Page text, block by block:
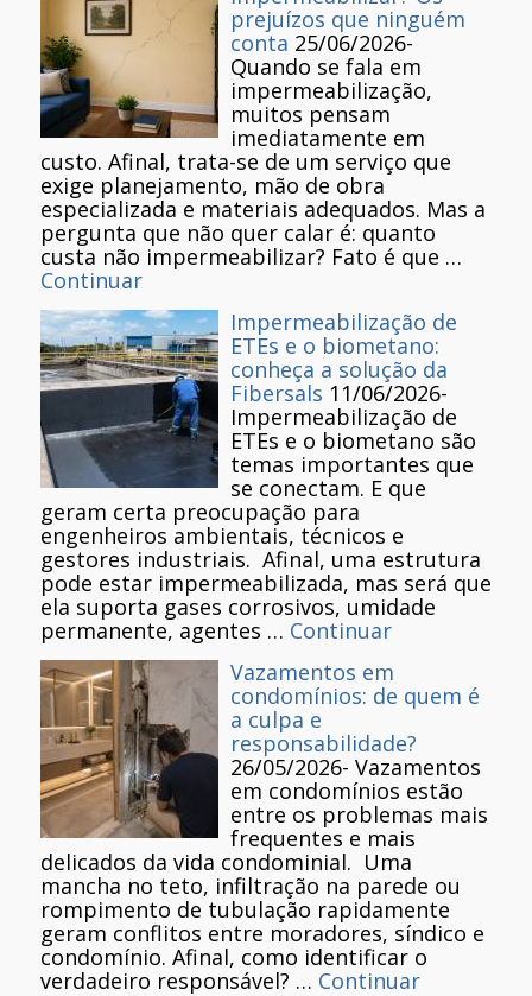
prejuízos que ninguém
conta 25/06/2026-
Quando se fala em
impermeabilização,
muitos pensam
imediatamente em
custo. Afinal, trata-se de um serviço que
exige planejamento, mão de obra
especializada e materiais adequados. Mas a
pergunta que não quer calar é: quanto
custa não impermeabilizar? Fato é que …
Continuar
Impermeabilização de
ETEs e o biometano:
conheça a solução da
Fibersals 11/06/2026-
Impermeabilização de
ETEs e o biometano são
temas importantes que
se conectam. E que
geram certa preocupação para
engenheiros ambientais, técnicos e
gestores industriais. Afinal, uma estrutura
pode estar impermeabilizada, mas será que
ela suporta gases corrosivos, umidade
permanente, agentes … Continuar
Vazamentos em
condomínios: de quem é
a culpa e
responsabilidade?
26/05/2026- Vazamentos
em condomínios estão
entre os problemas mais
frequentes e mais
delicados da vida condominial. Uma
mancha no teto, infiltração na parede ou
rompimento de tubulação rapidamente
geram conflitos entre moradores, síndico e
condomínio. Afinal, como identificar o
verdadeiro responsável? … Continuar